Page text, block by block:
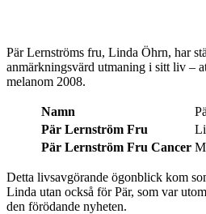
Pär Lernströms fru, Linda Öhrn, har
anmärkningsvärd utmaning i sitt liv –
melanom 2008.
Namn
Pär Lernström Fru
Pär Lernström Fru Cancer
Detta livsavgörande ögonblick kom
Linda utan också för Pär, som var
den förödande nyheten.